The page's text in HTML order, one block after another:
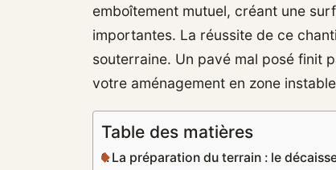
emboîtement mutuel, créant une
importantes. La réussite de ce
souterraine. Un pavé mal posé finit
votre aménagement en zone
Table des matières
La préparation du terrain : le